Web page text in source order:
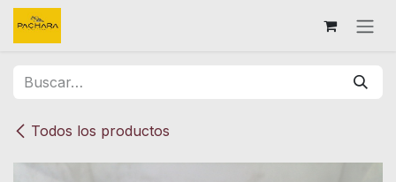
Ir al contenido
Todos los productos